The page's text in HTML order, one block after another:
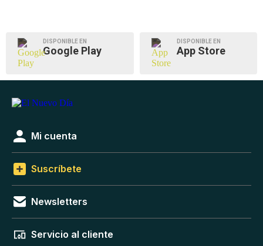
DISPONIBLE EN
Google Play
DISPONIBLE EN
App Store
Mi cuenta
Suscríbete
Newsletters
Servicio al cliente